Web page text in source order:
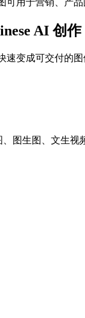
可用于营销、产
AI 创作
速变成可交付的图
图生图、文生视